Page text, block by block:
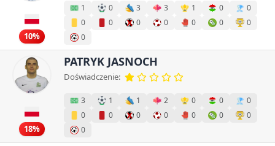
10%
1 0 3 3 1 0
0
0
0 0 0 0 0
0
0
18%
PATRYK JASNOCH
Doświadczenie:
3 1 1 2 0 0
0
0
0 0 0 0 0
0
0